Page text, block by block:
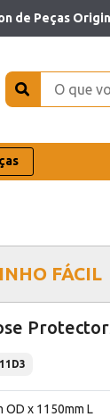
de Peças
FÁCIL
OD x 1150mm L